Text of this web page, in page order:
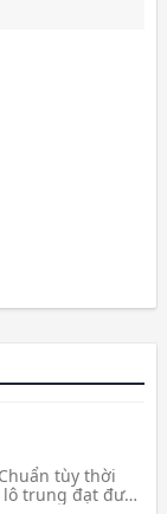
tùy thời
trung đạt được